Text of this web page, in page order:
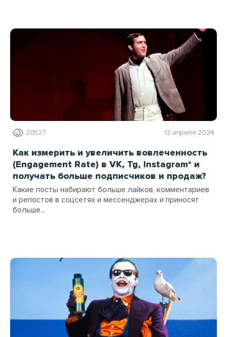
20527 12 апреля 2024
Как измерить и увеличить вовлеченность
(Engagement Rate) в VK, Tg, Instagram* и
получать больше подписчиков и продаж?
Какие посты набирают больше лайков, комментариев
и репостов в соцсетях и мессенджерах и приносят
больше...